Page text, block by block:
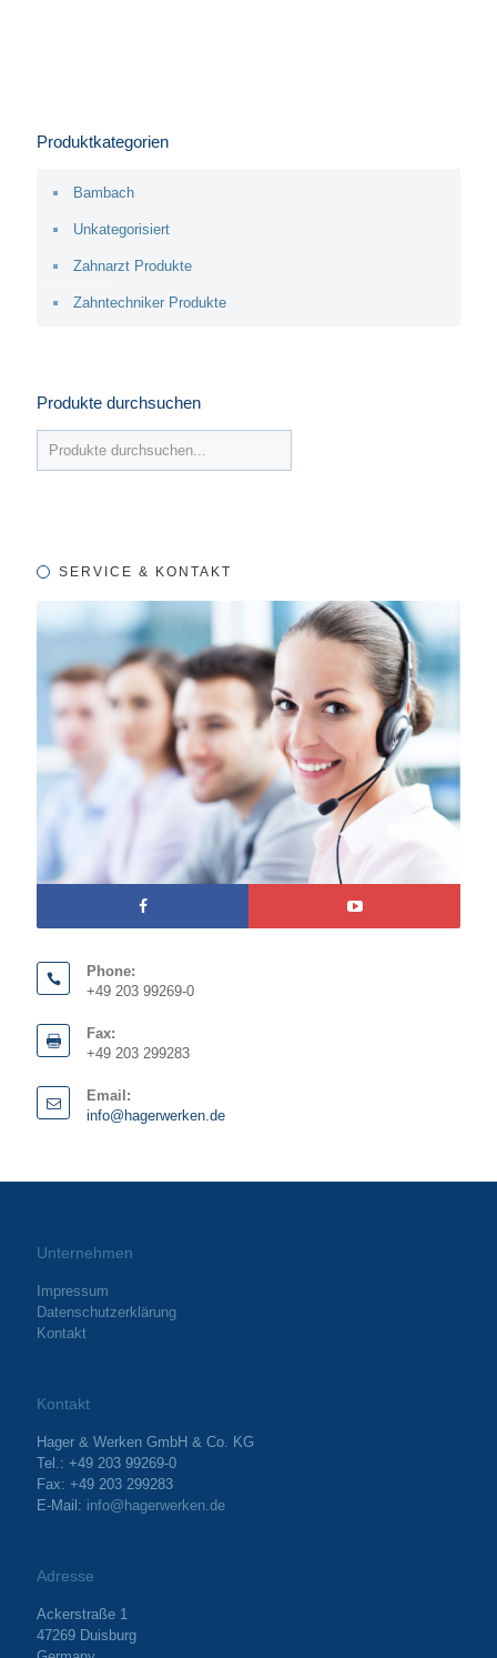
Produktkategorien
Bambach
Unkategorisiert
Zahnarzt Produkte
Zahntechniker Produkte
Produkte durchsuchen
SERVICE & KONTAKT
Phone:
+49 203 99269-0
Fax:
+49 203 299283
Email:
info@hagerwerken.de
Unternehmen
Impressum
Datenschutzerklärung
Kontakt
Kontakt
Hager & Werken GmbH & Co. KG
Tel.: +49 203 99269-0
Fax: +49 203 299283
E-Mail: info@hagerwerken.de
Adresse
Ackerstraße 1
47269 Duisburg